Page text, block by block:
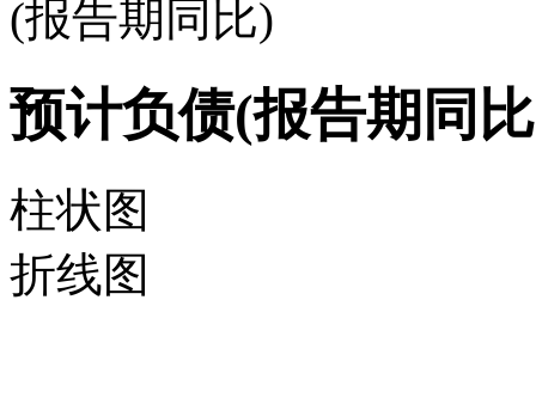
(报告期同比)
预计负债(报告期同
柱状图
折线图